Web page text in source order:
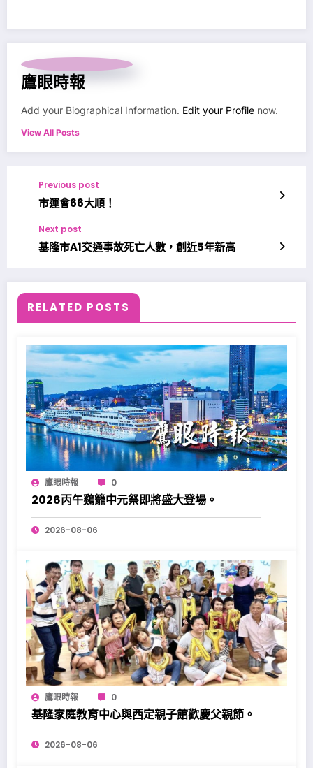
鷹眼時報
Add your Biographical Information. Edit your Profile now.
View All Posts
Previous post
市運會66大順！
Next post
基隆市A1交通事故死亡人數，創近5年新高
RELATED POSTS
鷹眼時報 0
2026丙午鷄籠中元祭即將盛大登場。
2026-08-06
鷹眼時報 0
基隆家庭教育中心與西定親子館歡慶父親節。
2026-08-06